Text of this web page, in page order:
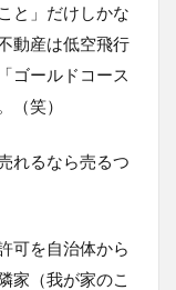
と」だけしかな
動産は低空飛行
ゴールドコース
（笑）
れるなら売るつ
可を自治体から
家（我が家のこ